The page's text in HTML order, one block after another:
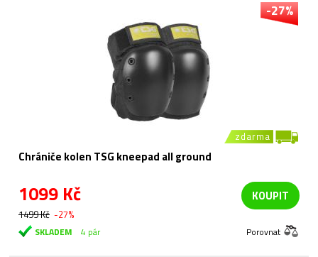
-27%
zdarma
Chrániče kolen TSG kneepad all ground
1099 Kč
1499 Kč -27%
KOUPIT
SKLADEM 4 pár Porovnat